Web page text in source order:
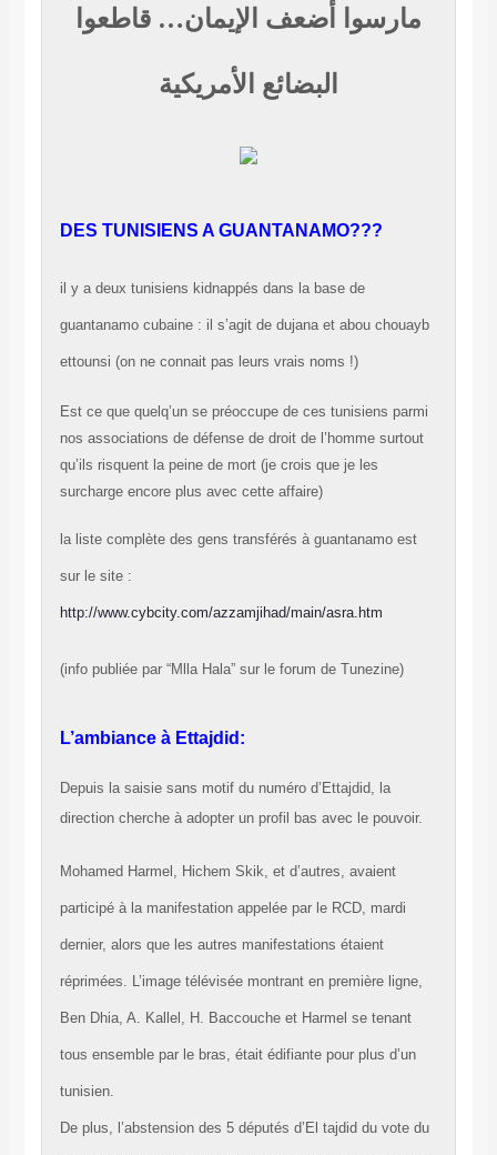
مارسوا أضعف الإيمان… قاطعوا
البضائع الأمريكية
DES TUNISIENS A GUANTANAMO???
il y a deux tunisiens kidnappés dans la base de
guantanamo cubaine : il s’agit de dujana et abou chouayb
ettounsi (on ne connait pas leurs vrais noms !)
Est ce que quelq’un se préoccupe de ces tunisiens parmi
nos associations de défense de droit de l’homme surtout
qu’ils risquent la peine de mort (je crois que je les
surcharge encore plus avec cette affaire)
la liste complète des gens transférés à guantanamo est
sur le site :
http://www.cybcity.com/azzamjihad/main/asra.htm
(info publiée par “Mlla Hala” sur le forum de Tunezine)
L’ambiance à Ettajdid:
Depuis la saisie sans motif du numéro d’Ettajdid, la
direction cherche à adopter un profil bas avec le pouvoir.
Mohamed Harmel, Hichem Skik, et d’autres, avaient
participé à la manifestation appelée par le RCD, mardi
dernier, alors que les autres manifestations étaient
réprimées. L’image télévisée montrant en première ligne,
Ben Dhia, A. Kallel, H. Baccouche et Harmel se tenant
tous ensemble par le bras, était édifiante pour plus d’un
tunisien.
De plus, l’abstension des 5 députés d’El tajdid du vote du